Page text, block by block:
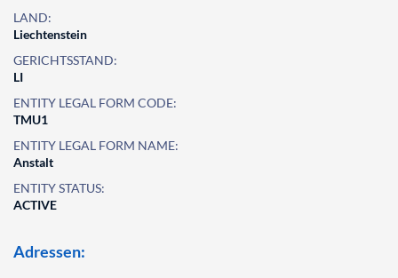
LAND:
Liechtenstein
GERICHTSSTAND:
LI
ENTITY LEGAL FORM CODE:
TMU1
ENTITY LEGAL FORM NAME:
Anstalt
ENTITY STATUS:
ACTIVE
Adressen: